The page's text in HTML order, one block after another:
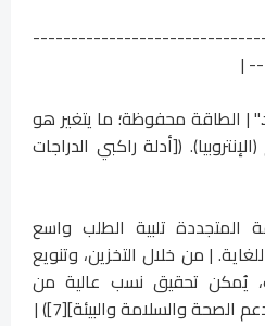
| ---------------- |
| الطاقة محفوظة؛ ما يتغير هو
([أدلة راكبي الدراجات
المتجددة تلبية الطلب واسع
| من خلال التخزين، وتنويع
يُمكن تحقيق نسب عالية من
والسلامة والبيئة][7]) |